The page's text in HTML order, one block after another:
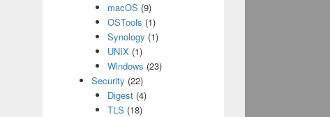
macOS (9)
OSTools (1)
Synology (1)
UNIX(1)
Windows (23)
Security (22)
Digest(4)
TLS (18)